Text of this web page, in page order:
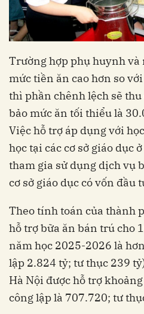
Trường hợp phụ huynh
mức tiền ăn cao hơn so
thì phần chênh lệch sẽ
bảo mức ăn tối thiểu là
Việc hỗ trợ áp dụng với
học tại các cơ sở giáo dục
tham gia sử dụng dịch vụ
cơ sở giáo dục có vốn đầu
Theo tính toán của thành
hỗ trợ bữa ăn bán trú cho
năm học 2025-2026 là
lập 2.824 tỷ; tư thục 239
Hà Nội được hỗ trợ
công lập là 707.720; tư